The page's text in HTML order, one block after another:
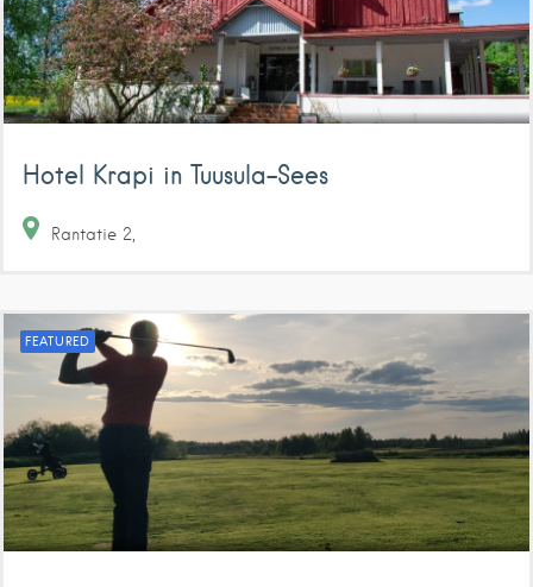
Hotel Krapi in Tuusula-Sees
Rantatie 2
FEATURED